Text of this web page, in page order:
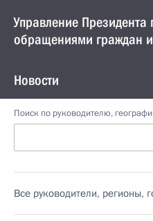
Управление Президента
обращениями граждан
Новости
Поиск по руководителю,
Все руководители, регионы,